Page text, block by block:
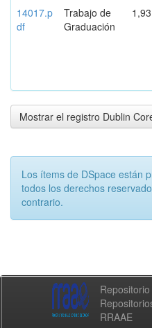
14017.p
df
Trabajo de
Graduación
Mostrar el registro Dublin
Los ítems de DSpace están
todos los derechos
contrario.
RRAAE